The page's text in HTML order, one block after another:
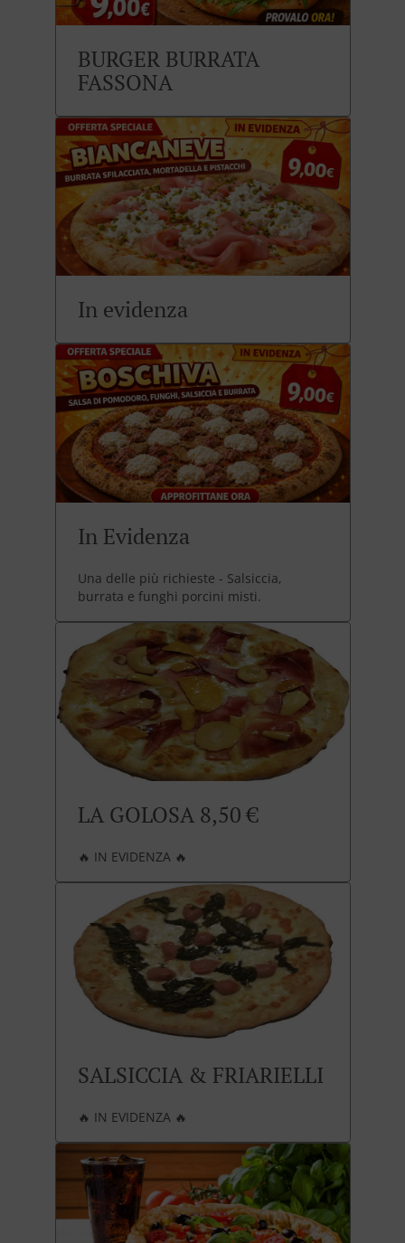
BURGER BURRATA
FASSONA
In evidenza
In Evidenza
Una delle più richieste - Salsiccia,
burrata e funghi porcini misti.
LA GOLOSA 8,50 €
🔥 IN EVIDENZA 🔥
SALSICCIA & FRIARIELLI
🔥 IN EVIDENZA 🔥